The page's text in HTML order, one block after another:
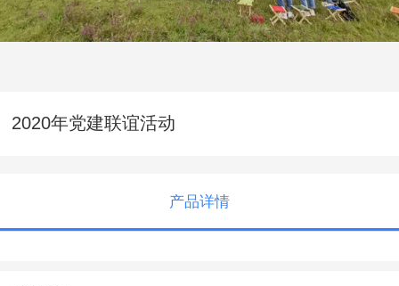
2020年党建联谊活动
产品详情